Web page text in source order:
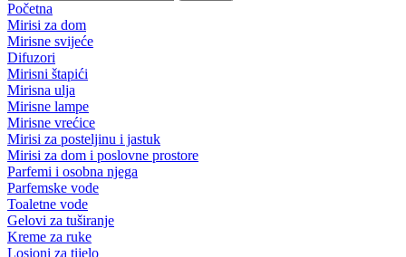
Početna
Mirisi za dom
Mirisne svijeće
Difuzori
Mirisni štapići
Mirisna ulja
Mirisne lampe
Mirisne vrećice
Mirisi za posteljinu i jastuk
Mirisi za dom i poslovne prostore
Parfemi i osobna njega
Parfemske vode
Toaletne vode
Gelovi za tuširanje
Kreme za ruke
Losioni za tijelo